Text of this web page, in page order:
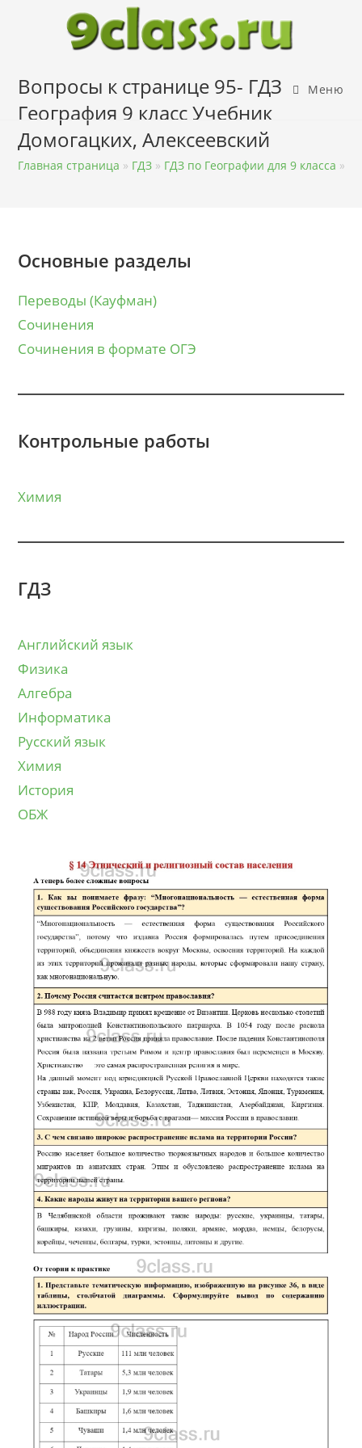
содержимому
Меню
Вопросы к странице 95- ГДЗ
География 9 класс Учебник
Домогацких, Алексеевский
Главная страница » ГДЗ » ГДЗ по Географии для 9 класса »
Основные разделы
Переводы (Кауфман)
Сочинения
Сочинения в формате ОГЭ
Контрольные работы
Химия
ГДЗ
Английский язык
Физика
Алгебра
Информатика
Русский язык
Химия
История
ОБЖ